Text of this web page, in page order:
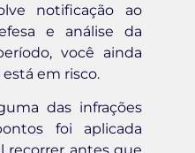
notificação ao
e análise da
você ainda
em risco.
das infrações
foi aplicada